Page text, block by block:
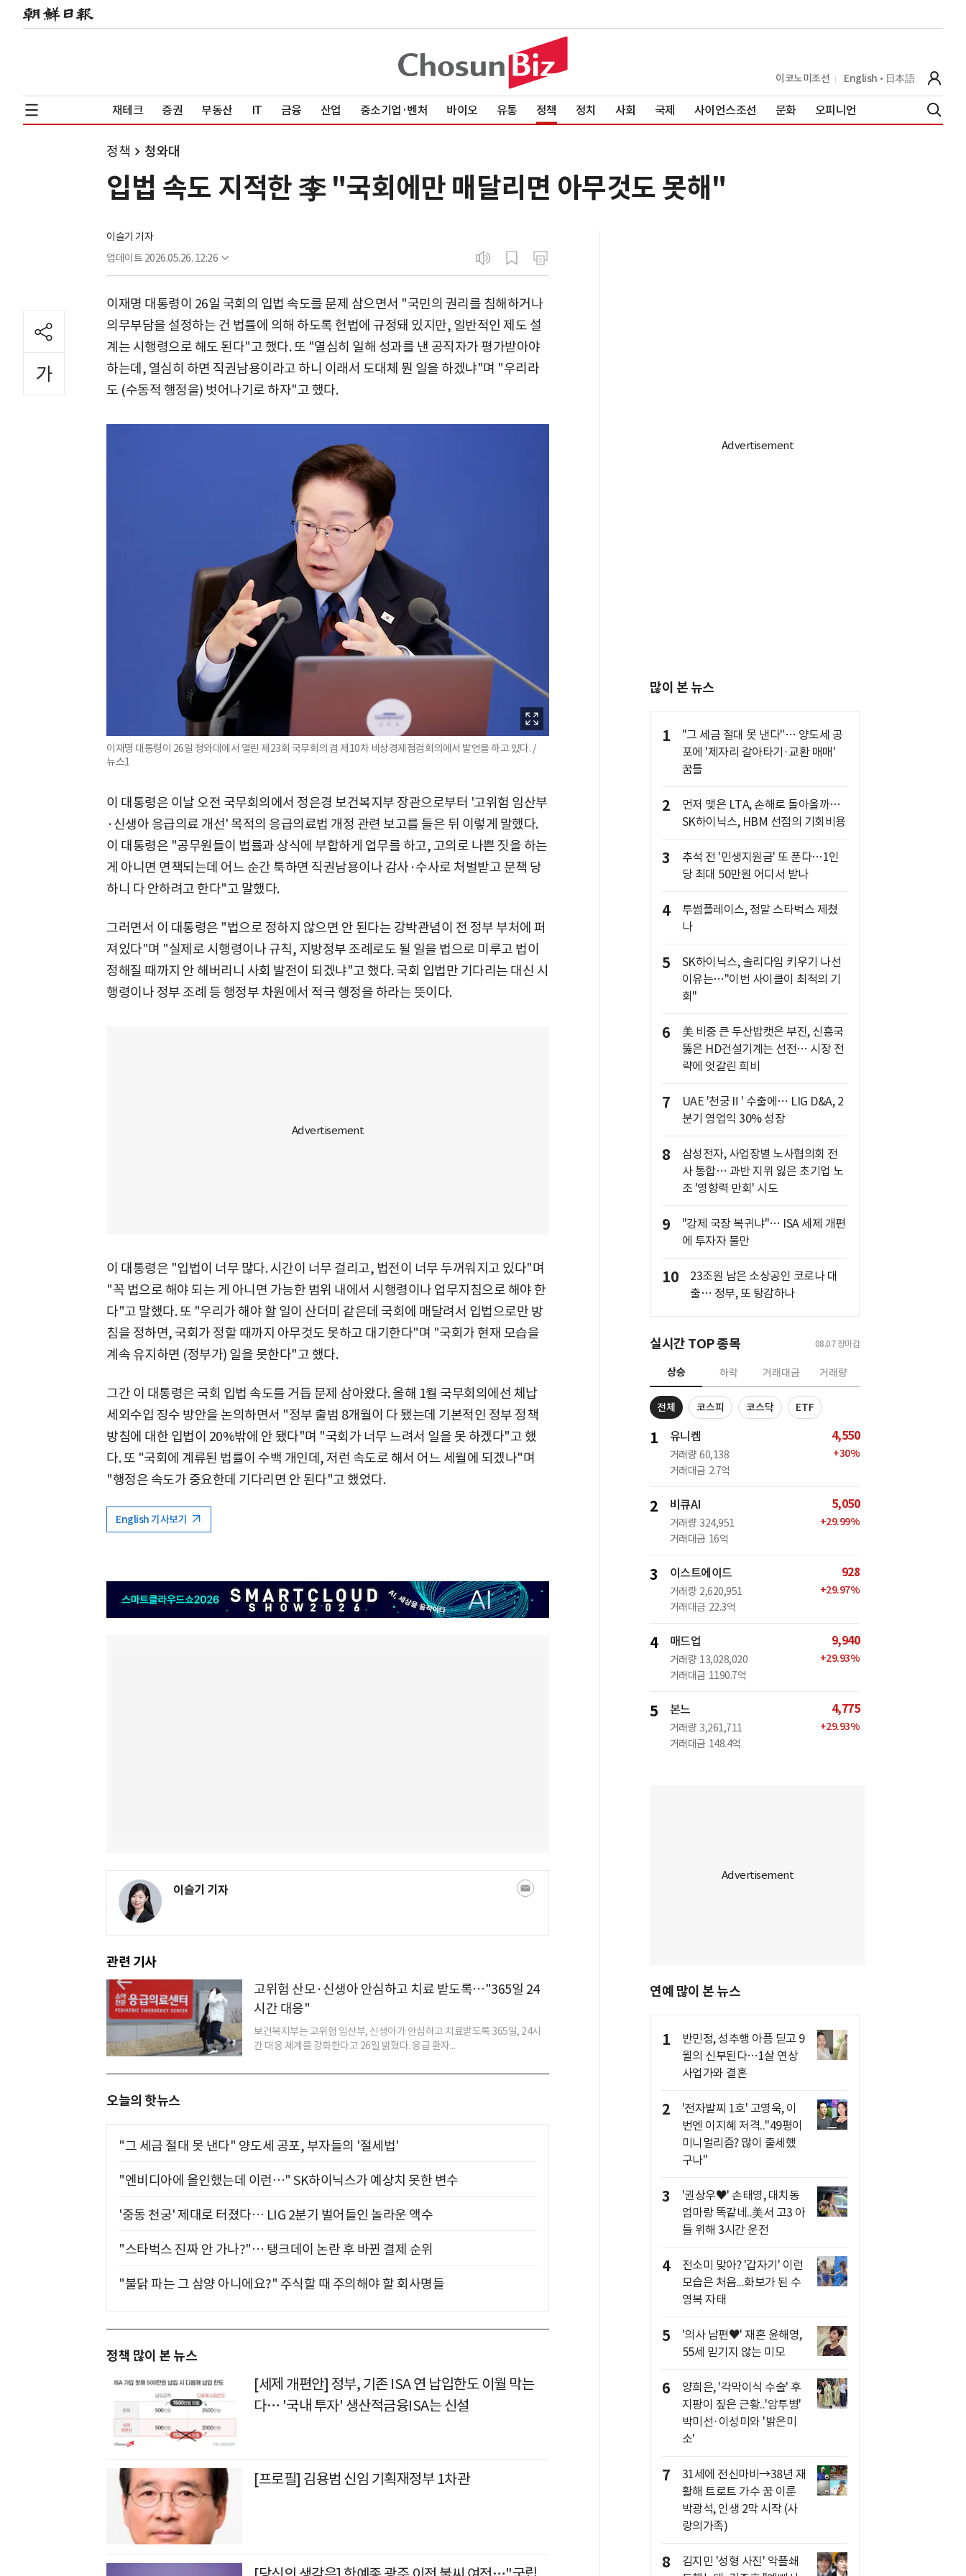
이코노미조선 English 日本語
재테크 증권 부동산 IT 금융 산업 중소기업·벤처 바이오 유통 정책 정치 사회 국제 사이언스조선 문화 오피니언
정책 청와대
입법 속도 지적한 李 "국회에만 매달리면 아무것도 못해"
이슬기 기자
업데이트 2026.05.26. 12:26
이재명 대통령이 26일 국회의 입법 속도를 문제 삼으면서 "국민의 권리를 침해하거나
의무부담을 설정하는 건 법률에 의해 하도록 헌법에 규정돼 있지만, 일반적인 제도 설
계는 시행령으로 해도 된다"고 했다. 또 "열심히 일해 성과를 낸 공직자가 평가받아야
하는데, 열심히 하면 직권남용이라고 하니 이래서 도대체 뭔 일을 하겠냐"며 "우리라
도 (수동적 행정을) 벗어나기로 하자"고 했다.
이재명 대통령이 26일 청와대에서 열린 제23회 국무회의 겸 제10차 비상경제점검회의에서 발언을 하고 있다. /
뉴스1
이 대통령은 이날 오전 국무회의에서 정은경 보건복지부 장관으로부터 '고위험 임산부
·신생아 응급의료 개선' 목적의 응급의료법 개정 관련 보고를 들은 뒤 이렇게 말했다.
이 대통령은 "공무원들이 법률과 상식에 부합하게 업무를 하고, 고의로 나쁜 짓을 하는
게 아니면 면책되는데 어느 순간 툭하면 직권남용이나 감사·수사로 처벌받고 문책 당
하니 다 안하려고 한다"고 말했다.
그러면서 이 대통령은 "법으로 정하지 않으면 안 된다는 강박관념이 전 정부 부처에 퍼
져있다"며 "실제로 시행령이나 규칙, 지방정부 조례로도 될 일을 법으로 미루고 법이
정해질 때까지 안 해버리니 사회 발전이 되겠냐"고 했다. 국회 입법만 기다리는 대신 시
행령이나 정부 조례 등 행정부 차원에서 적극 행정을 하라는 뜻이다.
이 대통령은 "입법이 너무 많다. 시간이 너무 걸리고, 법전이 너무 두꺼워지고 있다"며
"꼭 법으로 해야 되는 게 아니면 가능한 범위 내에서 시행령이나 업무지침으로 해야 한
다"고 말했다. 또 "우리가 해야 할 일이 산더미 같은데 국회에 매달려서 입법으로만 방
침을 정하면, 국회가 정할 때까지 아무것도 못하고 대기한다"며 "국회가 현재 모습을
계속 유지하면 (정부가) 일을 못한다"고 했다.
그간 이 대통령은 국회 입법 속도를 거듭 문제 삼아왔다. 올해 1월 국무회의에선 체납
세외수입 징수 방안을 논의하면서 "정부 출범 8개월이 다 됐는데 기본적인 정부 정책
방침에 대한 입법이 20%밖에 안 됐다"며 "국회가 너무 느려서 일을 못 하겠다"고 했
다. 또 "국회에 계류된 법률이 수백 개인데, 저런 속도로 해서 어느 세월에 되겠나"며
"행정은 속도가 중요한데 기다리면 안 된다"고 했었다.
English 기사보기
이슬기 기자
관련 기사
고위험 산모·신생아 안심하고 치료 받도록…"365일 24
시간 대응"
보건복지부는 고위험 임산부, 신생아가 안심하고 치료받도록 365일, 24시
간 대응 체계를 강화한다고 26일 밝혔다. 응급 환자...
오늘의 핫뉴스
"그 세금 절대 못 낸다" 양도세 공포, 부자들의 '절세법'
"엔비디아에 올인했는데 이런…" SK하이닉스가 예상치 못한 변수
'중동 천궁' 제대로 터졌다… LIG 2분기 벌어들인 놀라운 액수
"스타벅스 진짜 안 가나?"… 탱크데이 논란 후 바뀐 결제 순위
"불닭 파는 그 삼양 아니에요?" 주식할 때 주의해야 할 회사명들
정책 많이 본 뉴스
[세제 개편안] 정부, 기존 ISA 연 납입한도 이월 막는
다… '국내 투자' 생산적금융ISA는 신설
[프로필] 김용범 신임 기획재정부 1차관
많이 본 뉴스
1
"그 세금 절대 못 낸다"… 양도세 공
포에 '제자리 갈아타기·교환 매매'
꿈틀
2
먼저 맺은 LTA, 손해로 돌아올까…
SK하이닉스, HBM 선점의 기회비용
3
추석 전 '민생지원금' 또 푼다…1인
당 최대 50만원 어디서 받나
4
투썸플레이스, 정말 스타벅스 제쳤
나
5
SK하이닉스, 솔리다임 키우기 나선
이유는…"이번 사이클이 최적의 기
회"
6
美 비중 큰 두산밥캣은 부진, 신흥국
뚫은 HD건설기계는 선전… 시장 전
략에 엇갈린 희비
7
UAE '천궁Ⅱ' 수출에… LIG D&A, 2
분기 영업익 30% 성장
8
삼성전자, 사업장별 노사협의회 전
사 통합… 과반 지위 잃은 초기업 노
조 '영향력 만회' 시도
9
"강제 국장 복귀냐"… ISA 세제 개편
에 투자자 불만
10
23조원 남은 소상공인 코로나 대
출… 정부, 또 탕감하나
실시간 TOP 종목 08.07 장마감
상승 하락 거래대금 거래량
전체 코스피 코스닥 ETF
1 유니켐
거래량 60,138
거래대금 2.7억
4,550
+30%
2 비큐AI
거래량 324,951
거래대금 16억
5,050
+29.99%
3 이스트에이드
거래량 2,620,951
거래대금 22.3억
928
+29.97%
4 매드업
거래량 13,028,020
거래대금 1190.7억
9,940
+29.93%
5 본느
거래량 3,261,711
거래대금 148.4억
4,775
+29.93%
연예 많이 본 뉴스
1
반민정, 성추행 아픔 딛고 9
월의 신부된다…1살 연상
사업가와 결혼
2
'전자발찌 1호' 고영욱, 이
번엔 이지혜 저격.."49평이
미니멀리즘? 많이 출세했
구나"
3
'권상우♥' 손태영, 대치동
엄마랑 똑같네..美서 고3 아
들 위해 3시간 운전
4
전소미 맞아? '갑자기' 이런
모습은 처음...화보가 된 수
영복 자태
5
'의사 남편♥' 재혼 윤해영,
55세 믿기지 않는 미모
6
양희은, '각막이식 수술' 후
지팡이 짚은 근황..'암투병'
박미선·이성미와 '밝은미
소'
7
31세에 전신마비→38년 재
활해 트로트 가수 꿈 이룬
박광석, 인생 2막 시작 (사
랑의가족)
8
김지민 '성형 사진' 악플쇄